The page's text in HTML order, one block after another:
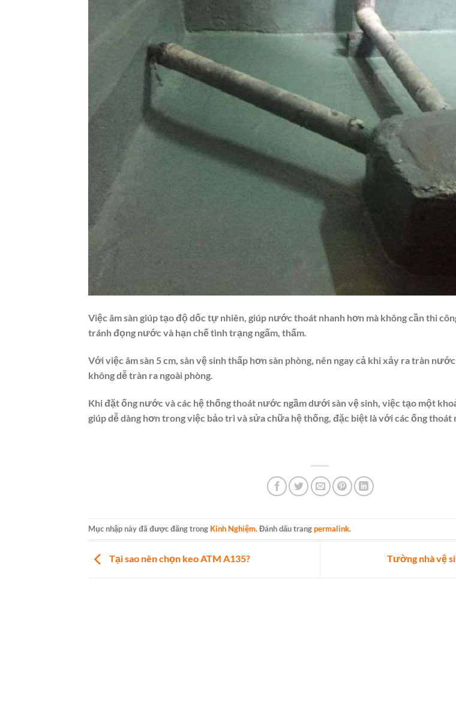
Việc âm sàn giúp tạo độ dốc tự nhiên, giúp nước thoát nhanh hơn mà không cần thi
tránh đọng nước và hạn chế tình trạng ngấm, thấm.
Với việc âm sàn 5 cm, sàn vệ sinh thấp hơn sàn phòng, nên ngay cả khi xảy ra tràn
không dễ tràn ra ngoài phòng.
Khi đặt ống nước và các hệ thống thoát nước ngầm dưới sàn vệ sinh, việc tạo một
giúp dễ dàng hơn trong việc bảo trì và sửa chữa hệ thống, đặc biệt là với các ống thoát
Mục nhập này đã được đăng trong Kinh Nghiệm. Đánh dấu trangpermalink.
Tại sao nên chọn keo ATM A135? Tường nhà vệ